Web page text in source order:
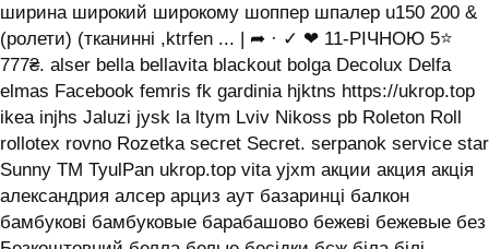
ширина широкий широкому шоппер шпалер u150 200 &
(ролети) (тканинні ,ktrfen ... | ➦ · ✓ ❤ 11-РІЧНОЮ 5⭐
777₴. alser bella bellavita blackout bolga Decolux Delfa
elmas Facebook femris fk gardinia hjktns https://ukrop.top
ikea injhs Jaluzi jysk la ltym Lviv Nikoss pb Roleton Roll
rollotex rovno Rozetka secret Secret. serpanok service star
Sunny TM TyulPan ukrop.top vita yjxm акции акция акція
александрия алсер арциз аут базаринці балкон
бамбукові бамбуковые барабашово бежеві бежевые без